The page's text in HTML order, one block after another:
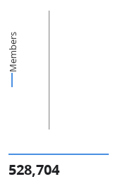
Members
528,704